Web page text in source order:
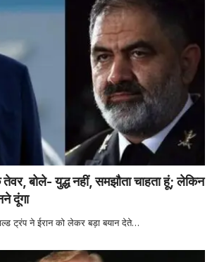
बोले- युद्ध नहीं, समझौता चाहता हूं; लेकिन
दूंगा
ट्रंप ने ईरान को लेकर बड़ा बयान देते…